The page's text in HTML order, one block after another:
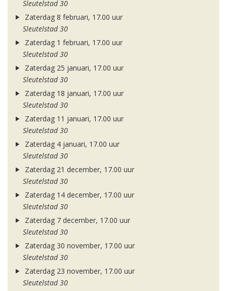
Sleutelstad 30
Zaterdag 8 februari, 17.00 uur
Sleutelstad 30
Zaterdag 1 februari, 17.00 uur
Sleutelstad 30
Zaterdag 25 januari, 17.00 uur
Sleutelstad 30
Zaterdag 18 januari, 17.00 uur
Sleutelstad 30
Zaterdag 11 januari, 17.00 uur
Sleutelstad 30
Zaterdag 4 januari, 17.00 uur
Sleutelstad 30
Zaterdag 21 december, 17.00 uur
Sleutelstad 30
Zaterdag 14 december, 17.00 uur
Sleutelstad 30
Zaterdag 7 december, 17.00 uur
Sleutelstad 30
Zaterdag 30 november, 17.00 uur
Sleutelstad 30
Zaterdag 23 november, 17.00 uur
Sleutelstad 30